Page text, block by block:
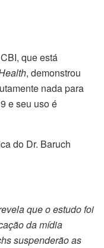
que está
, demonstrou
nada para
e seu uso é
do Dr. Baruch
que o estudo foi
da mídia
suspenderão as